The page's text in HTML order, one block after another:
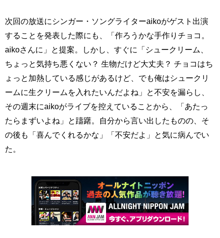
次回の放送にシンガー・ソングライターaikoがゲスト出演
することを発表した際にも、「作ろうかな手作りチョコ。
aikoさんに」と提案。しかし、すぐに「シュークリーム、
ちょっと気持ち悪くない？ 生物だけど大丈夫？ チョコはち
ょっと加熱している感じがあるけど、でも俺はシュークリ
ームに生クリームを入れたいんだよね」と不安を漏らし、
その週末にaikoがライブを控えていることから、「あたっ
たらまずいよね」と躊躇。自分から言い出したものの、そ
の後も「喜んでくれるかな」「不安だよ」と気に病んでい
た。